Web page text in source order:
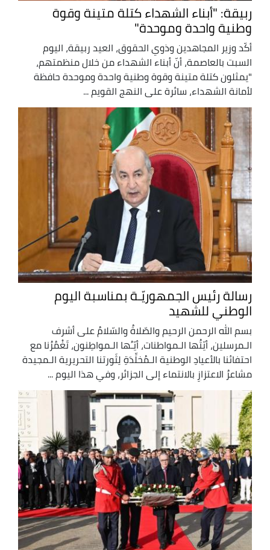
ربيقة: "أبناء الشهداء كتلة متينة وقوة
وطنية واحدة وموحدة"
أكّد وزير المجاهدين وذوي الحقوق، العيد ربيقة، اليوم
السبت بالعاصمة، أنّ أبناء الشهداء من خلال منظمتهم،
"يمثلون كتلة متينة وقوة وطنية واحدة وموحدة حافظة
لأمانة الشهداء، سائرة على النهج القويم ...
رسالة رئيس الجمهوريّـة بمناسبة اليوم
الوطني للشهيد
بسم الله الرحمن الرحيم والصّلاةُ والسّلامُ على أشرف
الـمرسلين، أيّتُها الـمواطنات، أيّـُها الـمواطِنون، تَغْمُرُنا مع
احتفائنا بالأعيادِ الوطنية الـمُخلِّدَةِ لِثَورتنا التحريرية الـمجيدة
مشاعرُ الاعتزازِ بالانتماء إلى الجزائر، وفي هذا اليوم ...